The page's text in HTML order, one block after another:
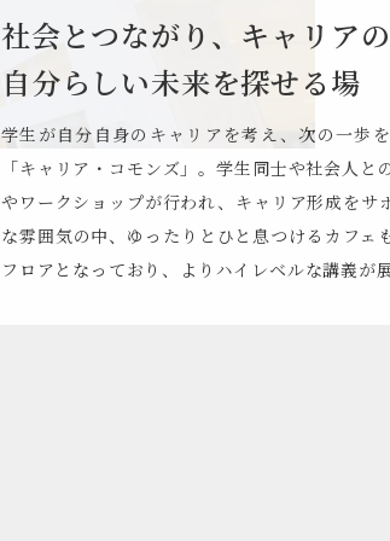
社会とつながり、 キャリア
自分らしい未来を探せる場
学生が自分自身のキャリアを考え、次の一歩
「キャリア・コモンズ」。学生同士や社会人と
やワークショップが行われ、キャリア形成をサ
な雰囲気の中、ゆったりとひと息つけるカフェ
フロアとなっており、よりハイレベルな講義が